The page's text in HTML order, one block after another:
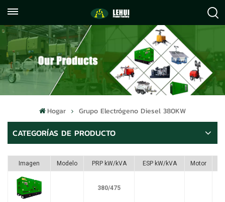
059122071372
info@lehuipowerfactory.com
Hogar Grupo Electrógeno Diesel 380KW
CATEGORÍAS DE PRODUCTO
Imagen Modelo PRP kW/kVA ESP kW/kVA Motor
380/475